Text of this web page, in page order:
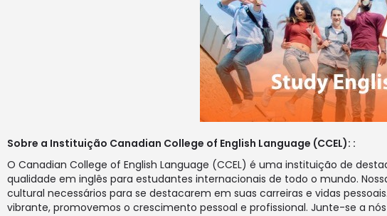
Sobre a Instituição Canadian College of English Language (CCEL): :
O Canadian College of English Language (CCEL) é uma instituição de
qualidade em inglês para estudantes internacionais de todo o mundo.
cultural necessários para se destacarem em suas carreiras e vidas
vibrante, promovemos o crescimento pessoal e profissional. Junte-se a